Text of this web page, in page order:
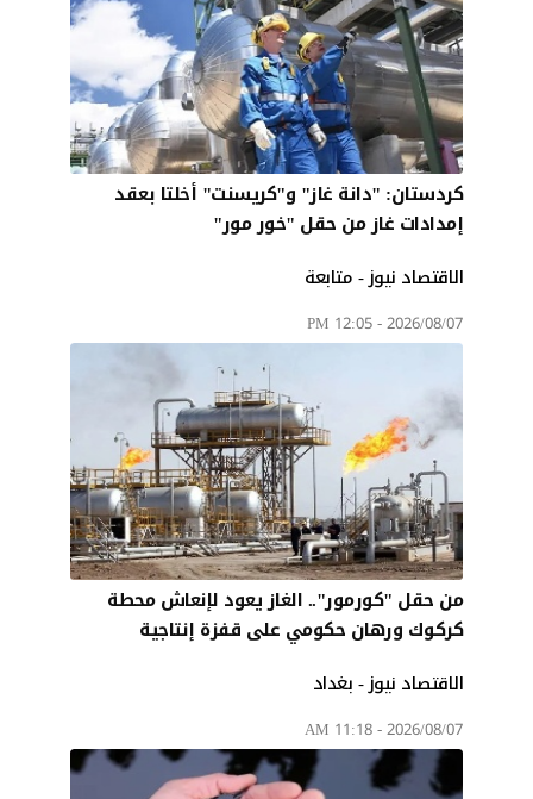
كردستان: "دانة غاز" و"كريسنت" أخلتا بعقد
إمدادات غاز من حقل "خور مور"
الاقتصاد نيوز - متابعة
2026/08/07 - 12:05 PM
من حقل "كورمور".. الغاز يعود لإنعاش محطة
كركوك ورهان حكومي على قفزة إنتاجية
الاقتصاد نيوز - بغداد
2026/08/07 - 11:18 AM